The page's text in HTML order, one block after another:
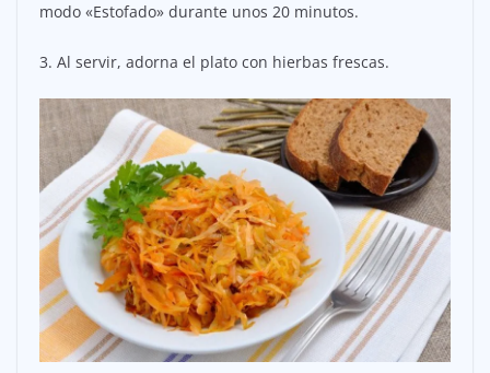
modo «Estofado» durante unos 20 minutos.
3. Al servir, adorna el plato con hierbas frescas.